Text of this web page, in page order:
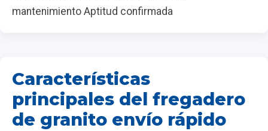
mantenimiento Aptitud confirmada
Características
principales del fregadero
de granito envío rápido